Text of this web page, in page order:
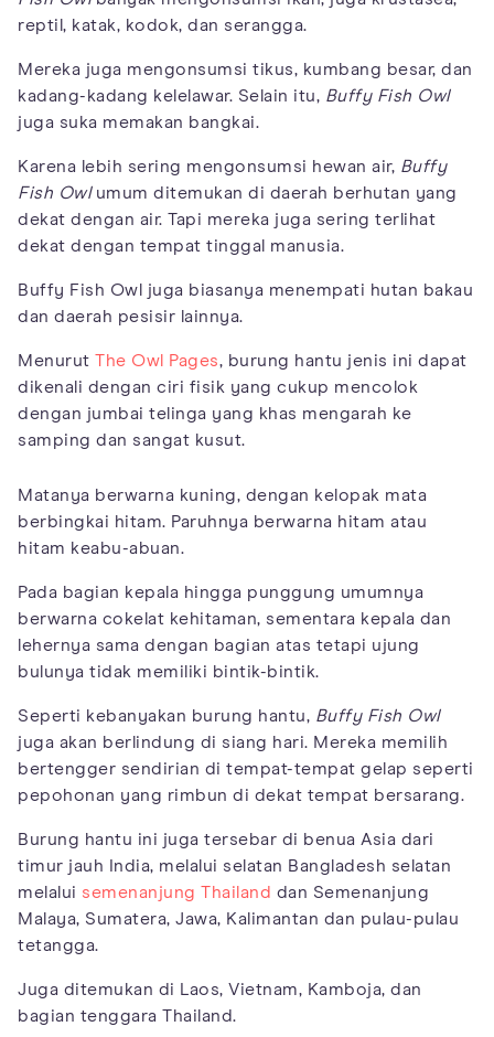
reptil, katak, kodok, dan serangga.
Mereka juga mengonsumsi tikus, kumbang besar, dan
kadang-kadang kelelawar. Selain itu, Buffy Fish Owl
juga suka memakan bangkai.
Karena lebih sering mengonsumsi hewan air, Buffy
Fish Owlumum ditemukan di daerah berhutan yang
dekat dengan air. Tapi mereka juga sering terlihat
dekat dengan tempat tinggal manusia.
Buffy Fish Owl juga biasanya menempati hutan bakau
dan daerah pesisir lainnya.
Menurut The Owl Pages, burung hantu jenis ini dapat
dikenali dengan ciri fisik yang cukup mencolok
dengan jumbai telinga yang khas mengarah ke
samping dan sangat kusut.
Matanya berwarna kuning, dengan kelopak mata
berbingkai hitam. Paruhnya berwarna hitam atau
hitam keabu-abuan.
Pada bagian kepala hingga punggung umumnya
berwarna cokelat kehitaman, sementara kepala dan
lehernya sama dengan bagian atas tetapi ujung
bulunya tidak memiliki bintik-bintik.
Seperti kebanyakan burung hantu, Buffy Fish Owl
juga akan berlindung di siang hari. Mereka memilih
bertengger sendirian di tempat-tempat gelap seperti
pepohonan yang rimbun di dekat tempat bersarang.
Burung hantu ini juga tersebar di benua Asia dari
timur jauh India, melalui selatan Bangladesh selatan
melalui semenanjung Thailand dan Semenanjung
Malaya, Sumatera, Jawa, Kalimantan dan pulau-pulau
tetangga.
Juga ditemukan di Laos, Vietnam, Kamboja, dan
bagian tenggara Thailand.